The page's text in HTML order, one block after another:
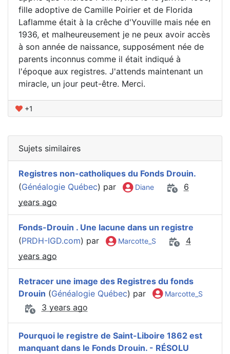
fille adoptive de Camille Poirier et de Florida
Laflamme était à la crêche d'Youville mais née en
1936, et malheureusement je ne peux avoir accès
à son année de naissance, supposément née de
parents inconnus comme il était indiqué à
l'époque aux registres. J'attends maintenant un
miracle, un jour peut-être. Merci.
+1
Sujets similaires
Registres non-catholiques du Fonds Drouin.
(Généalogie Québec) par Diane
6
years ago
Fonds-Drouin . Une lacune dans un registre
(PRDH-IGD.com) par Marcotte_S
4
years ago
Retracer une image des Registres du fonds
Drouin (Généalogie Québec) par Marcotte_S
3 years ago
Pourquoi le registre de Saint-Liboire 1862 est
manquant dans le Fonds Drouin. - RÉSOLU